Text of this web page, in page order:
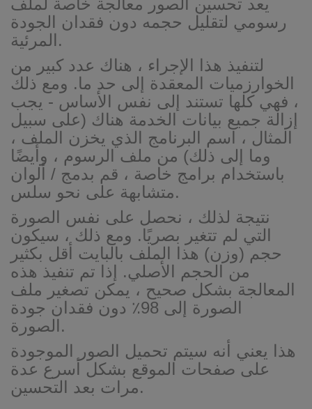
يعد تحسين الصور معالجة خاصة لملف
رسومي لتقليل حجمه دون فقدان الجودة
المرئية.
لتنفيذ هذا الإجراء ، هناك عدد كبير من
الخوارزميات المعقدة إلى حد ما. ومع ذلك
، فهي كلها تستند إلى نفس الأساس - يجب
إزالة جميع بيانات الخدمة هناك (على سبيل
المثال ، اسم البرنامج الذي يخزن الملف ،
وما إلى ذلك) من ملف الرسوم ، وأيضًا
باستخدام برامج خاصة ، قم بدمج / ألوان
متشابهة على نحو سلس.
نتيجة لذلك ، نحصل على نفس الصورة
التي لم تتغير بصريًا. ومع ذلك ، سيكون
حجم (وزن) هذا الملف بالبايت أقل بكثير
من الحجم الأصلي. إذا تم تنفيذ هذه
المعالجة بشكل صحيح ، يمكن تصغير ملف
الصورة إلى 98٪ دون فقدان جودة
الصورة.
هذا يعني أنه سيتم تحميل الصور الموجودة
على صفحات الموقع بشكل أسرع عدة
مرات بعد التحسين.